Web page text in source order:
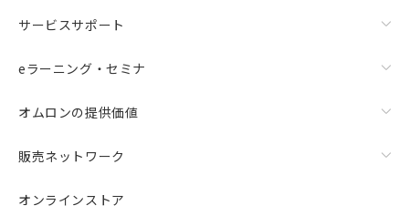
サービスサポート
eラーニング・セミナ
オムロンの提供価値
販売ネットワーク
オンラインストア